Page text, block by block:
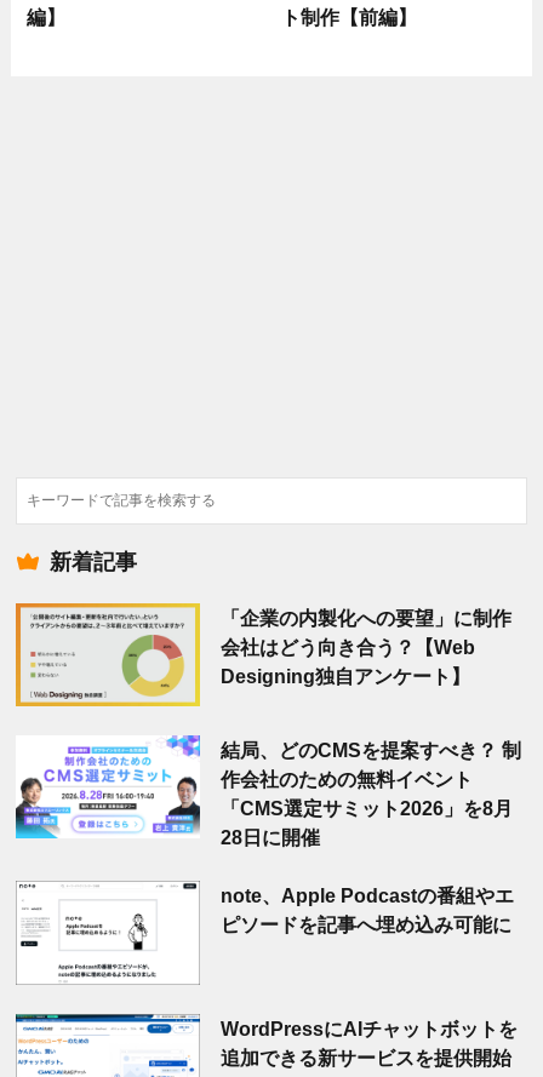
編】 ト制作【前編】
検
索
新着記事
「企業の内製化への要望」に制作
会社はどう向き合う？【Web
Designing独自アンケート】
結局、どのCMSを提案すべき？ 制
作会社のための無料イベント
「CMS選定サミット2026」を8月
28日に開催
note、Apple Podcastの番組やエ
ピソードを記事へ埋め込み可能に
WordPressにAIチャットボットを
追加できる新サービスを提供開始